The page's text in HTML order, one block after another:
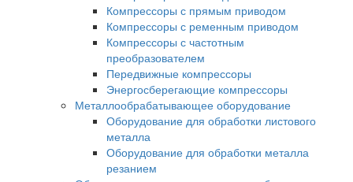
Компрессоры с прямым приводом
Компрессоры с ременным приводом
Компрессоры с частотным
преобразователем
Передвижные компрессоры
Энергосберегающие компрессоры
Металлообрабатывающее оборудование
Оборудование для обработки листового
металла
Оборудование для обработки металла
резанием